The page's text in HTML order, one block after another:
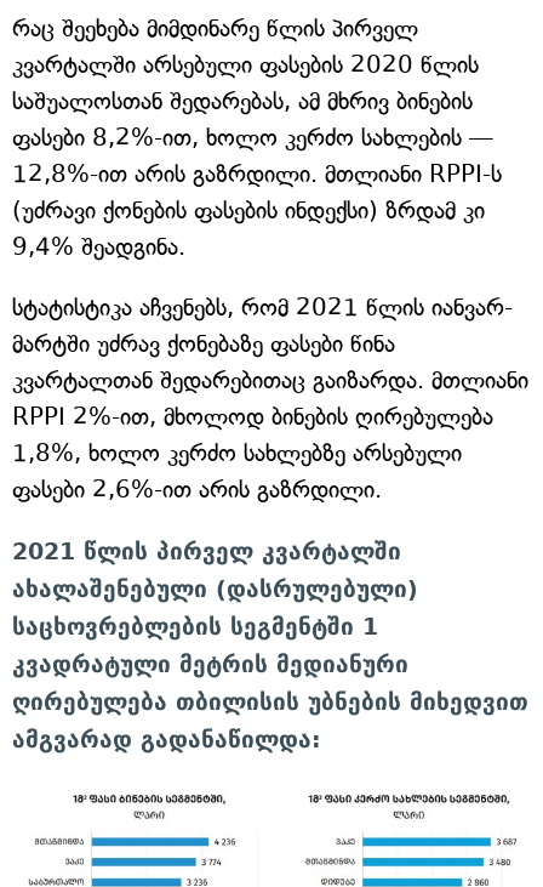
რაც შეეხება მიმდინარე წლის პირველ
კვარტალში არსებული ფასების 2020 წლის
საშუალოსთან შედარებას, ამ მხრივ ბინების
ფასები 8,2%-ით, ხოლო კერძო სახლების —
12,8%-ით არის გაზრდილი. მთლიანი RPPI-ს
(უძრავი ქონების ფასების ინდექსი) ზრდამ კი
9,4% შეადგინა.
სტატისტიკა აჩვენებს, რომ 2021 წლის იანვარ-
მარტში უძრავ ქონებაზე ფასები წინა
კვარტალთან შედარებითაც გაიზარდა. მთლიანი
RPPI 2%-ით, მხოლოდ ბინების ღირებულება
1,8%, ხოლო კერძო სახლებზე არსებული
ფასები 2,6%-ით არის გაზრდილი.
2021 წლის პირველ კვარტალში
ახალაშენებული (დასრულებული)
საცხოვრებლების სეგმენტში 1
კვადრატული მეტრის მედიანური
ღირებულება თბილისის უბნების მიხედვით
ამგვარად გადანაწილდა: